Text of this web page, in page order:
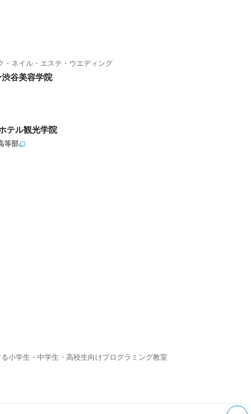
・ネイル・エステ・ウエディング
谷美容学院
テル観光学院
等部
小学生・中学生・高校生向けプログラミング教室